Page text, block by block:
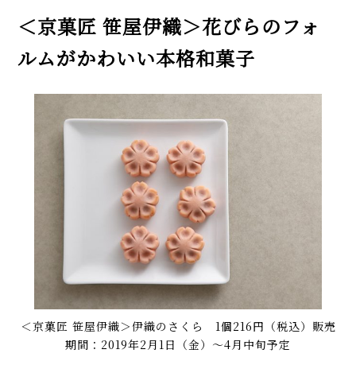
＜京菓匠 笹屋伊織＞花びらのフォ
ルムがかわいい本格和菓子
＜京菓匠 笹屋伊織＞伊織のさくら 1個216円（税込）販売
期間：2019年2月1日（金）〜4月中旬予定